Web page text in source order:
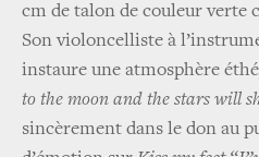
cm de talon de couleur verte
Son violoncelliste à
instaure une atmosphère
to the moon and the stars will
sincèrement dans le don au